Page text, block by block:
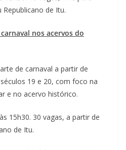
de Itu.
nos acervos do
de carnaval a partir de
19 e 20, com foco na
e no acervo histórico.
15h30. 30 vagas, a partir de
de Itu.